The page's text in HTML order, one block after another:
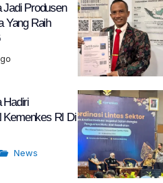
Jadi Produsen
Yang Raih
Hadiri
Kemenkes RI Di
News